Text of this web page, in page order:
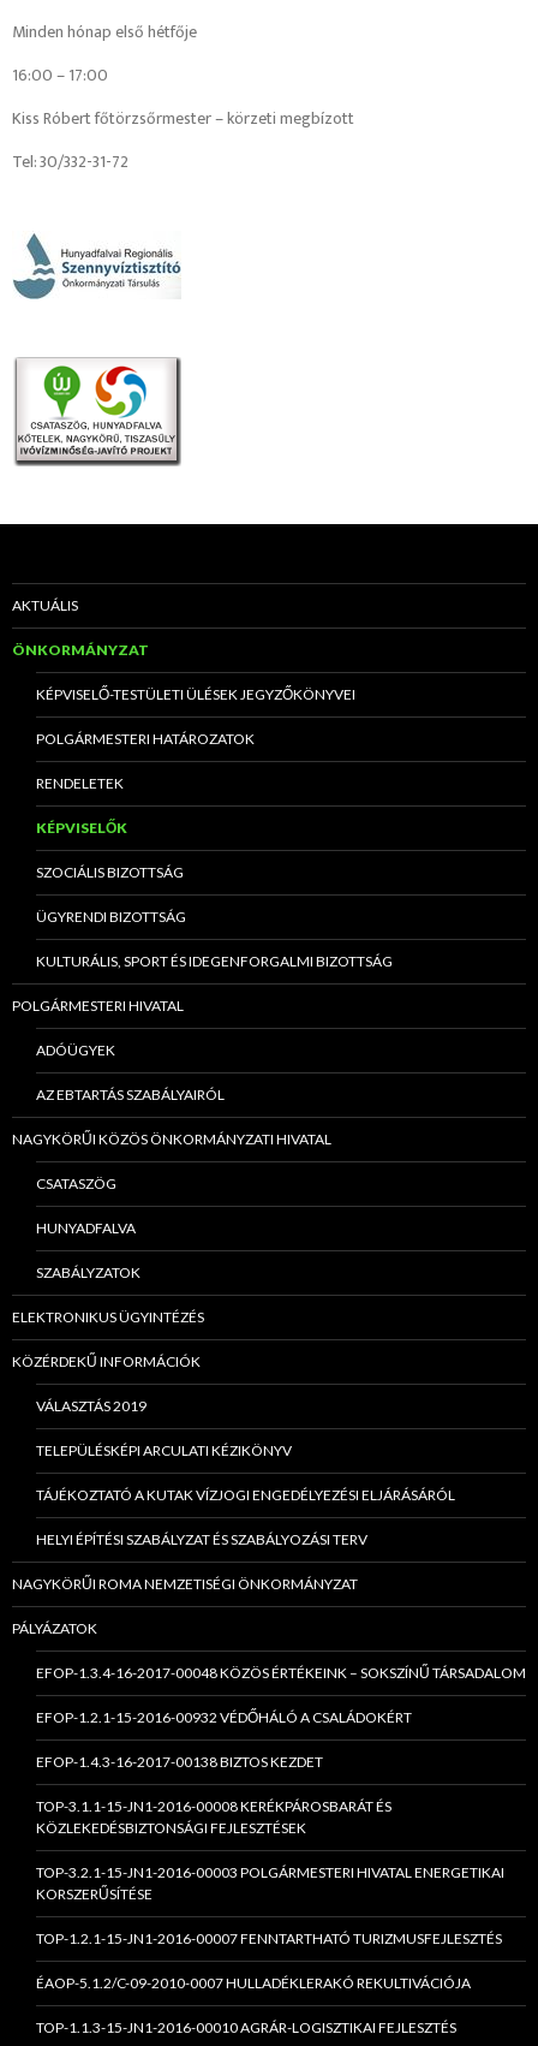
Minden hónap első hétfője
16:00 – 17:00
Kiss Róbert főtörzsőrmester – körzeti megbízott
Tel: 30/332-31-72
AKTUÁLIS
ÖNKORMÁNYZAT
KÉPVISELŐ-TESTÜLETI ÜLÉSEK JEGYZŐKÖNYVEI
POLGÁRMESTERI HATÁROZATOK
RENDELETEK
KÉPVISELŐK
SZOCIÁLIS BIZOTTSÁG
ÜGYRENDI BIZOTTSÁG
KULTURÁLIS, SPORT ÉS IDEGENFORGALMI BIZOTTSÁG
POLGÁRMESTERI HIVATAL
ADÓÜGYEK
AZ EBTARTÁS SZABÁLYAIRÓL
NAGYKÖRŰI KÖZÖS ÖNKORMÁNYZATI HIVATAL
CSATASZÖG
HUNYADFALVA
SZABÁLYZATOK
ELEKTRONIKUS ÜGYINTÉZÉS
KÖZÉRDEKŰ INFORMÁCIÓK
VÁLASZTÁS 2019
TELEPÜLÉSKÉPI ARCULATI KÉZIKÖNYV
TÁJÉKOZTATÓ A KUTAK VÍZJOGI ENGEDÉLYEZÉSI ELJÁRÁSÁRÓL
HELYI ÉPÍTÉSI SZABÁLYZAT ÉS SZABÁLYOZÁSI TERV
NAGYKÖRŰI ROMA NEMZETISÉGI ÖNKORMÁNYZAT
PÁLYÁZATOK
EFOP-1.3.4-16-2017-00048 KÖZÖS ÉRTÉKEINK – SOKSZÍNŰ TÁRSADALOM
EFOP-1.2.1-15-2016-00932 VÉDŐHÁLÓ A CSALÁDOKÉRT
EFOP-1.4.3-16-2017-00138 BIZTOS KEZDET
TOP-3.1.1-15-JN1-2016-00008 KERÉKPÁROSBARÁT ÉS
KÖZLEKEDÉSBIZTONSÁGI FEJLESZTÉSEK
TOP-3.2.1-15-JN1-2016-00003 POLGÁRMESTERI HIVATAL ENERGETIKAI
KORSZERŰSÍTÉSE
TOP-1.2.1-15-JN1-2016-00007 FENNTARTHATÓ TURIZMUSFEJLESZTÉS
ÉAOP-5.1.2/C-09-2010-0007 HULLADÉKLERAKÓ REKULTIVÁCIÓJA
TOP-1.1.3-15-JN1-2016-00010 AGRÁR-LOGISZTIKAI FEJLESZTÉS